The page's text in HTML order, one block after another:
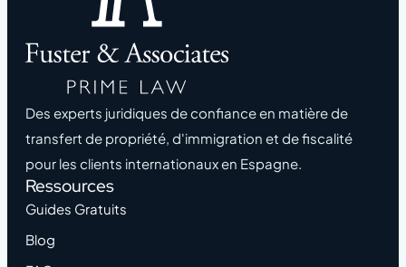
Des experts juridiques de confiance en matière de
transfert de propriété, d'immigration et de fiscalité
pour les clients internationaux en Espagne.
Ressources
Guides Gratuits
Blog